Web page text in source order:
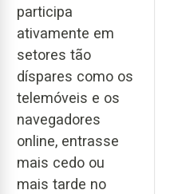
participa
ativamente em
setores tão
díspares como os
telemóveis e os
navegadores
online, entrasse
mais cedo ou
mais tarde no